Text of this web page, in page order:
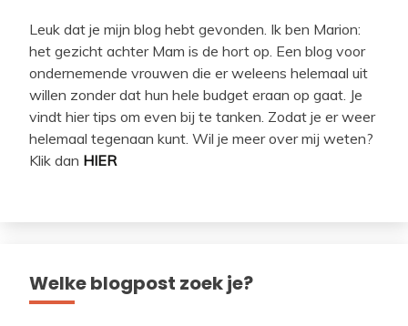
Leuk dat je mijn blog hebt gevonden. Ik ben Marion:
het gezicht achter Mam is de hort op. Een blog voor
ondernemende vrouwen die er weleens helemaal uit
willen zonder dat hun hele budget eraan op gaat. Je
vindt hier tips om even bij te tanken. Zodat je er weer
helemaal tegenaan kunt. Wil je meer over mij weten?
Klik dan HIER
Welke blogpost zoek je?